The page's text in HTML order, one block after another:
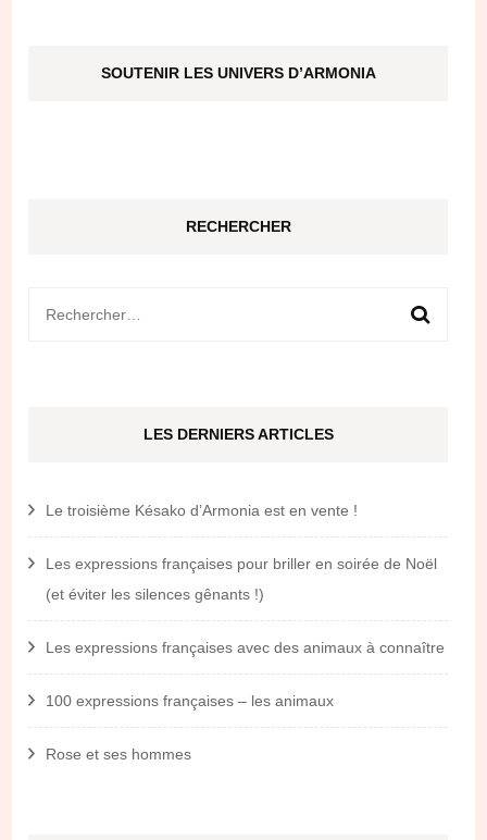
SOUTENIR LES UNIVERS D’ARMONIA
RECHERCHER
Rechercher :
LES DERNIERS ARTICLES
Le troisième Késako d’Armonia est en vente !
Les expressions françaises pour briller en soirée de Noël
(et éviter les silences gênants !)
Les expressions françaises avec des animaux à connaître
100 expressions françaises – les animaux
Rose et ses hommes